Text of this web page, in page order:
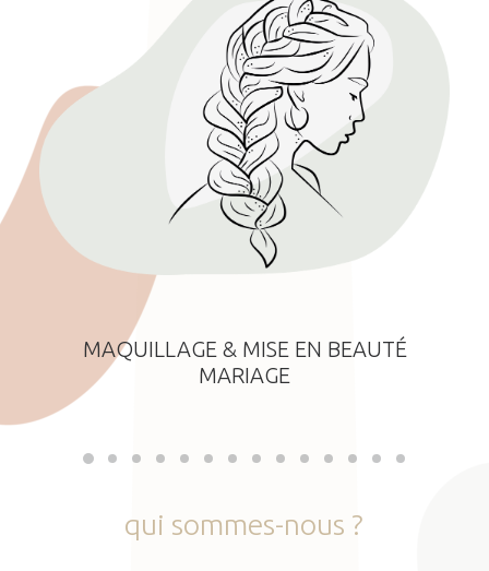
MAQUILLAGE & MISE EN BEAUTÉ
MARIAGE
qui sommes-nous ?